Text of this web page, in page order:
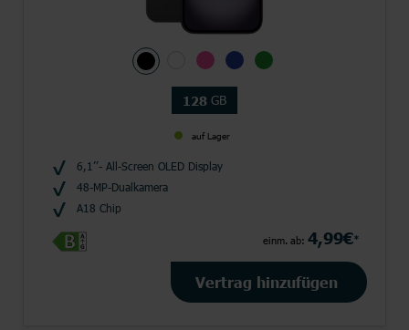
128 GB
auf Lager
6,1’’- All-Screen OLED Display
48-MP-Dualkamera
A18 Chip
einm. ab: 4,99€*
Vertrag hinzufügen